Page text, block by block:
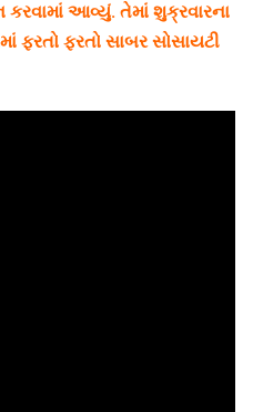
કરવામાં આવ્યું. તેમાં શુક્રવારના
ફરતો ફરતો સાબર સોસાયટી